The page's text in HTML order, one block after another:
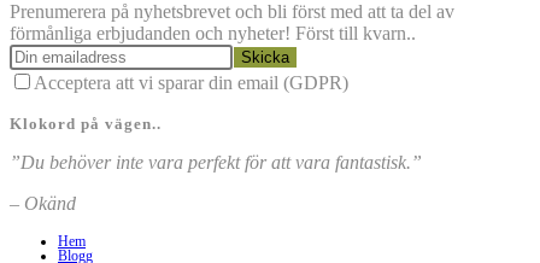
Prenumerera på nyhetsbrevet och bli först med att ta del av
förmånliga erbjudanden och nyheter! Först till kvarn..
Skicka
Acceptera att vi sparar din email (GDPR)
Klokord på vägen..
”Du behöver inte vara perfekt för att vara fantastisk.”
– Okänd
Hem
Blogg